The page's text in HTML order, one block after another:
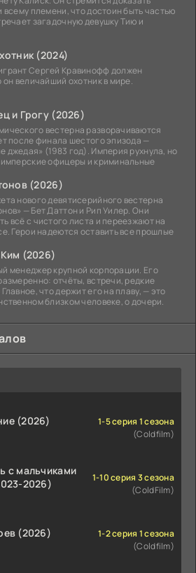
всему племени, что достоин быть частью
загадочную девушку Тию и
(2024)
Сергей Кравинофф должен
он величайший охотник в мире.
и Грогу (2026)
вестерна разворачиваются
после финала шестого эпизода —
джедая» (1983 год). Империя рухнула, но
офицеры и криминальные
(2026)
нового девятисерийного вестерна
— Бет Даттон и Рип Уилер. Они
всё с чистого листа и переезжают на
Герои надеются оставить все прошлые
(2026)
менеджер крупной корпорации. Его
отчёты, встречи, редкие
что держит его на плаву, — это
близком человеке, о дочери.
(2026)
1-5 серия 1 сезона
(Coldfilm)
с мальчиками
2026)
1-10 серия 3 сезона
(ColdFilm)
(2026)
1-2 серия 1 сезона
(Coldfilm)